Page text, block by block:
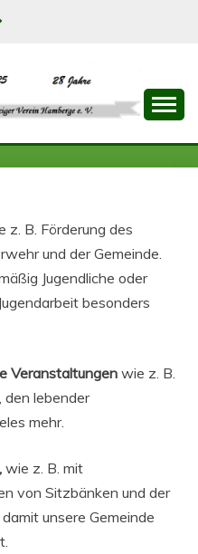
z. B. Förderung des
und der Gemeinde.
Jugendliche oder
besonders
Veranstaltungen wie z. B.
den lebender
mehr.
wie z. B. mit
von Sitzbänken und der
unsere Gemeinde